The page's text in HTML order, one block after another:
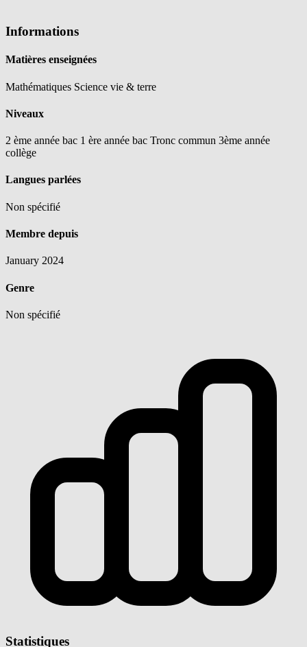
Informations
Matières enseignées
Mathématiques Science vie & terre
Niveaux
2 ème année bac 1 ère année bac Tronc commun 3ème année
collège
Langues parlées
Non spécifié
Membre depuis
January 2024
Genre
Non spécifié
Statistiques